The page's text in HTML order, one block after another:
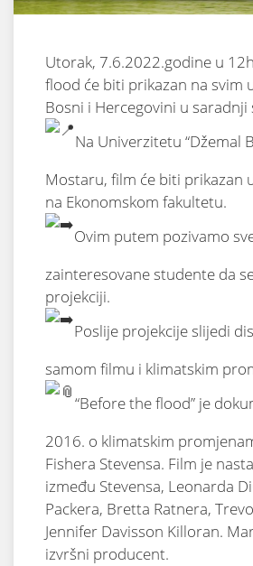
Utorak, 7.6.2022.godine u
flood će biti prikazan na svim
Bosni i Hercegovini u saradnji
Na Univerzitetu “Džemal
Mostaru, film će biti prikazan
na Ekonomskom fakultetu.
Ovim putem pozivamo
zainteresovane studente da
projekciji.
Poslije projekcije slijedi
samom filmu i klimatskim
“Before the flood” je
2016. o klimatskim
Fishera Stevensa. Film je
između Stevensa, Leonarda
Packera, Bretta Ratnera,
Jennifer Davisson Killoran.
izvršni producent.